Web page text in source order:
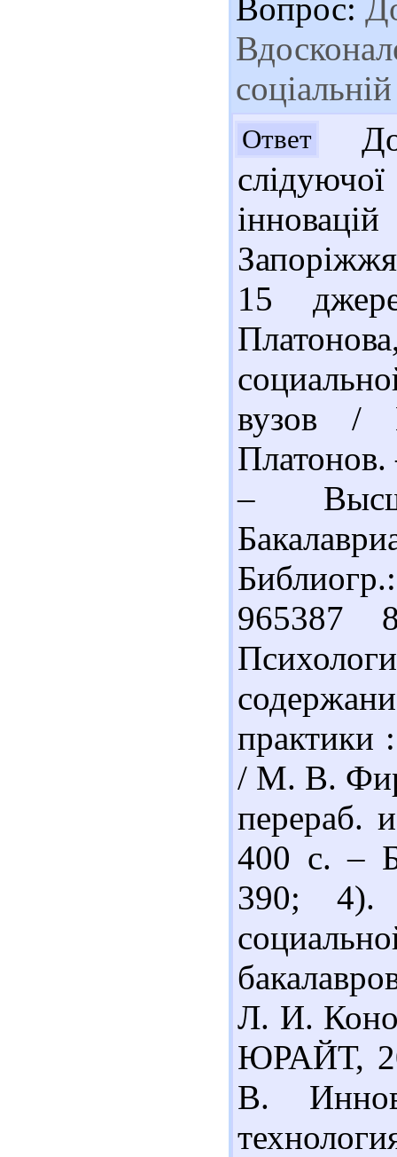
Вопрос:
Ответ
15
вузов
–
практики
/ М. В.
400 с. –
390; 4).
Л. И.
ЮРАЙТ,
В.